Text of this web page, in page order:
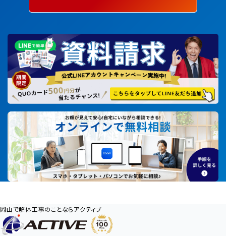
岡山で解体工事のことならアクティブ